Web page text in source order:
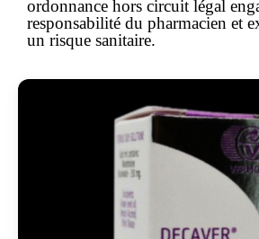
ordonnance hors circuit légal
responsabilité du pharmacien et
un risque sanitaire.